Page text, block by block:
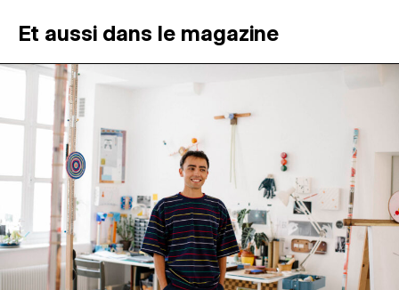
ATELIERS OUVERTS
PROGRAMMATION
MAGAZINE
ESPACES DE PRATIQUE ARTISTIQUE ↓
Recherche
Connexion
Et aussi dans le magazine